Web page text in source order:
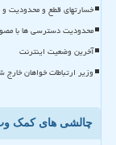
خسارتهای قطع و محدودیت و
محدودیت دسترسی ها با
آخرین وضعیت اینترنت
وزیر ارتباطات خواهان
چالشی های کمک